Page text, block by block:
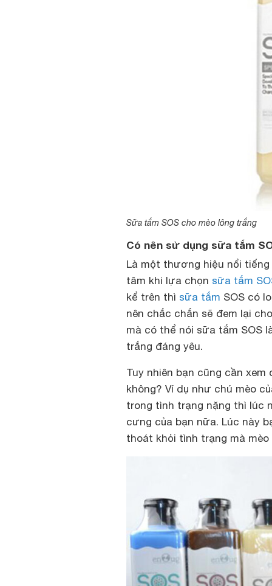
Sữa tắm SOS cho mèo lông trắng
Có nên sử dụng sữa tắm
Là một thương hiệu nổi
tâm khi lựa chọn sữa tắm
kể trên thì sữa tắm SOS có
nên chắc chắn sẽ đem lại
mà có thể nói sữa tắm SOS
trắng đáng yêu.
Tuy nhiên bạn cũng cần
không? Ví dụ như chú mèo
trong tình trạng nặng thì lúc
cưng của bạn nữa. Lúc này
thoát khỏi tình trạng mà